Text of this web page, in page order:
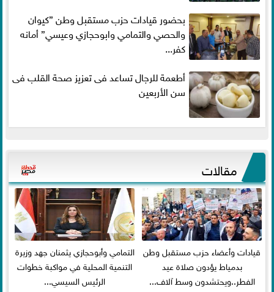
بحضور قيادات حزب مستقبل وطن ”كيوان
والحصي والتمامي وابوحجازي وعيسي” أمانه
كفر...
أطعمة للرجال تساعد فى تعزيز صحة القلب فى
سن الأربعين
مقالات
قيادات وأعضاء حزب مستقبل وطن
بدمياط يؤدون صلاة عيد
الفطر..ويحتشدون وسط آلاف...
التمامي وأبوحجازي يثمنان جهد وزيرة
التنمية المحلية في مواكبة خطوات
الرئيس السيسي...